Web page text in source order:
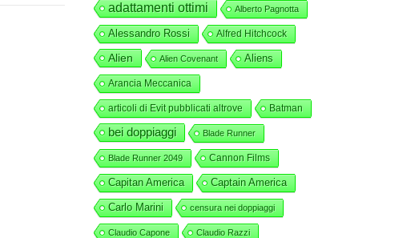
adattamenti ottimi Alberto Pagnotta
Alessandro Rossi Alfred Hitchcock
Alien Alien Covenant Aliens
Arancia Meccanica
articoli di Evit pubblicati altrove Batman
bei doppiaggi Blade Runner
Blade Runner 2049 Cannon Films
Capitan America Captain America
Carlo Marini censura nei doppiaggi
Claudio Capone Claudio Razzi